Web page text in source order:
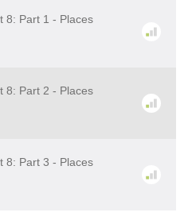
8: Part 1 - Places
8: Part 2 - Places
8: Part 3 - Places